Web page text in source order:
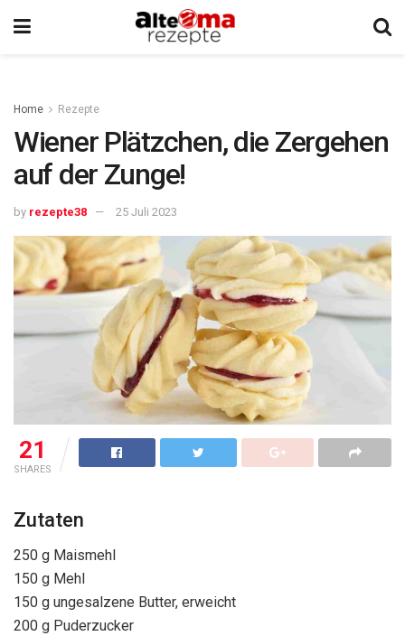
Home Rezepte
Wiener Plätzchen, die Zergehen
auf der Zunge!
by rezepte38 25 Juli 2023
21
SHARES
Zutaten
250 g Maismehl
150 g Mehl
150 g ungesalzene Butter, erweicht
200 g Puderzucker